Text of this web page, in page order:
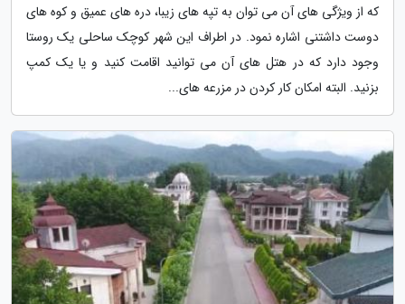
که از ویژگی های آن می توان به تپه های زیبا، دره های عمیق و کوه های
دوست داشتنی اشاره نمود. در اطراف این شهر کوچک ساحلی یک روستا
وجود دارد که در هتل های آن می توانید اقامت کنید و یا یک کمپ
بزنید. البته امکان کار کردن در مزرعه های...